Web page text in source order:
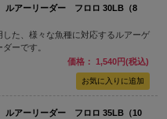
ルアーリーダー フロロ 30LB（8
した、様々な魚種に対応するルアーゲ
ーです。
価格： 1,540円(税込)
ルアーリーダー フロロ 35LB（10